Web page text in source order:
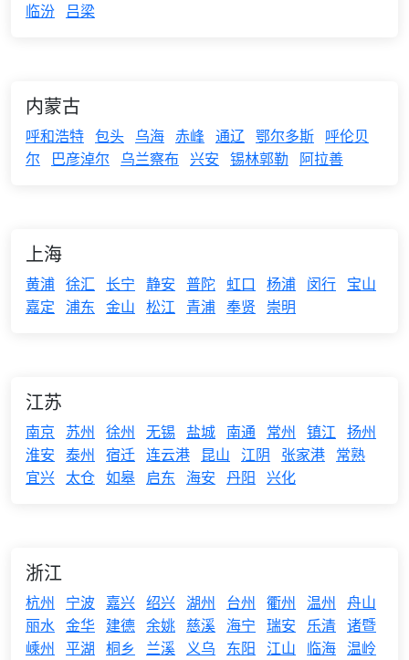
临汾 吕梁
内蒙古
呼和浩特 包头 乌海 赤峰 通辽 鄂尔多斯 呼伦贝
尔
巴彦淖尔 乌兰察布 兴安 锡林郭勒 阿拉善
上海
黄浦 徐汇 长宁 静安 普陀 虹口 杨浦 闵行 宝山
嘉定 浦东 金山 松江 青浦 奉贤 崇明
江苏
南京 苏州 徐州 无锡 盐城 南通 常州 镇江 扬州
淮安 泰州 宿迁 连云港 昆山 江阴 张家港 常熟
宜兴 太仓 如皋 启东 海安 丹阳 兴化
浙江
杭州 宁波 嘉兴 绍兴 湖州 台州 衢州 温州 舟山
丽水 金华 建德 余姚 慈溪 海宁 瑞安 乐清 诸暨
嵊州 平湖 桐乡 兰溪 义乌 东阳 江山 临海 温岭